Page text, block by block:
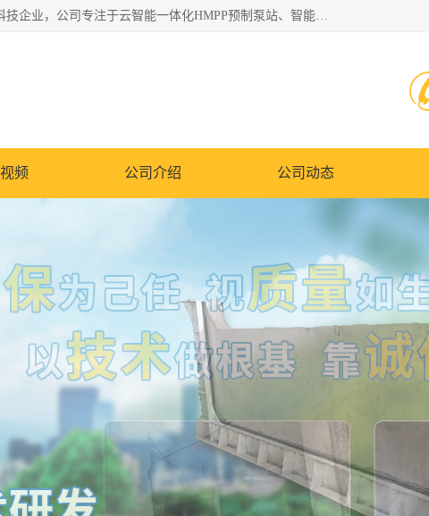
青岛铭源环保科技有限公司是一家专注于环保与智慧水务领域的先进科技企业，公司专注于云智能一体化HMPP预制泵站、智能截流井设备、调蓄池雨洪管理设备、水务循环利用、云智慧水务开发及新型环保技术研发等领域。
频 公司介绍 公司动态